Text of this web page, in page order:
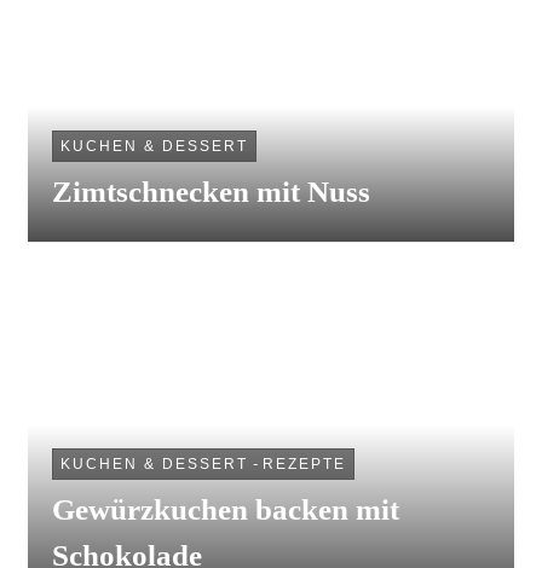
KUCHEN & DESSERT
Zimtschnecken mit Nuss
KUCHEN & DESSERT - REZEPTE
Gewürzkuchen backen mit
Schokolade